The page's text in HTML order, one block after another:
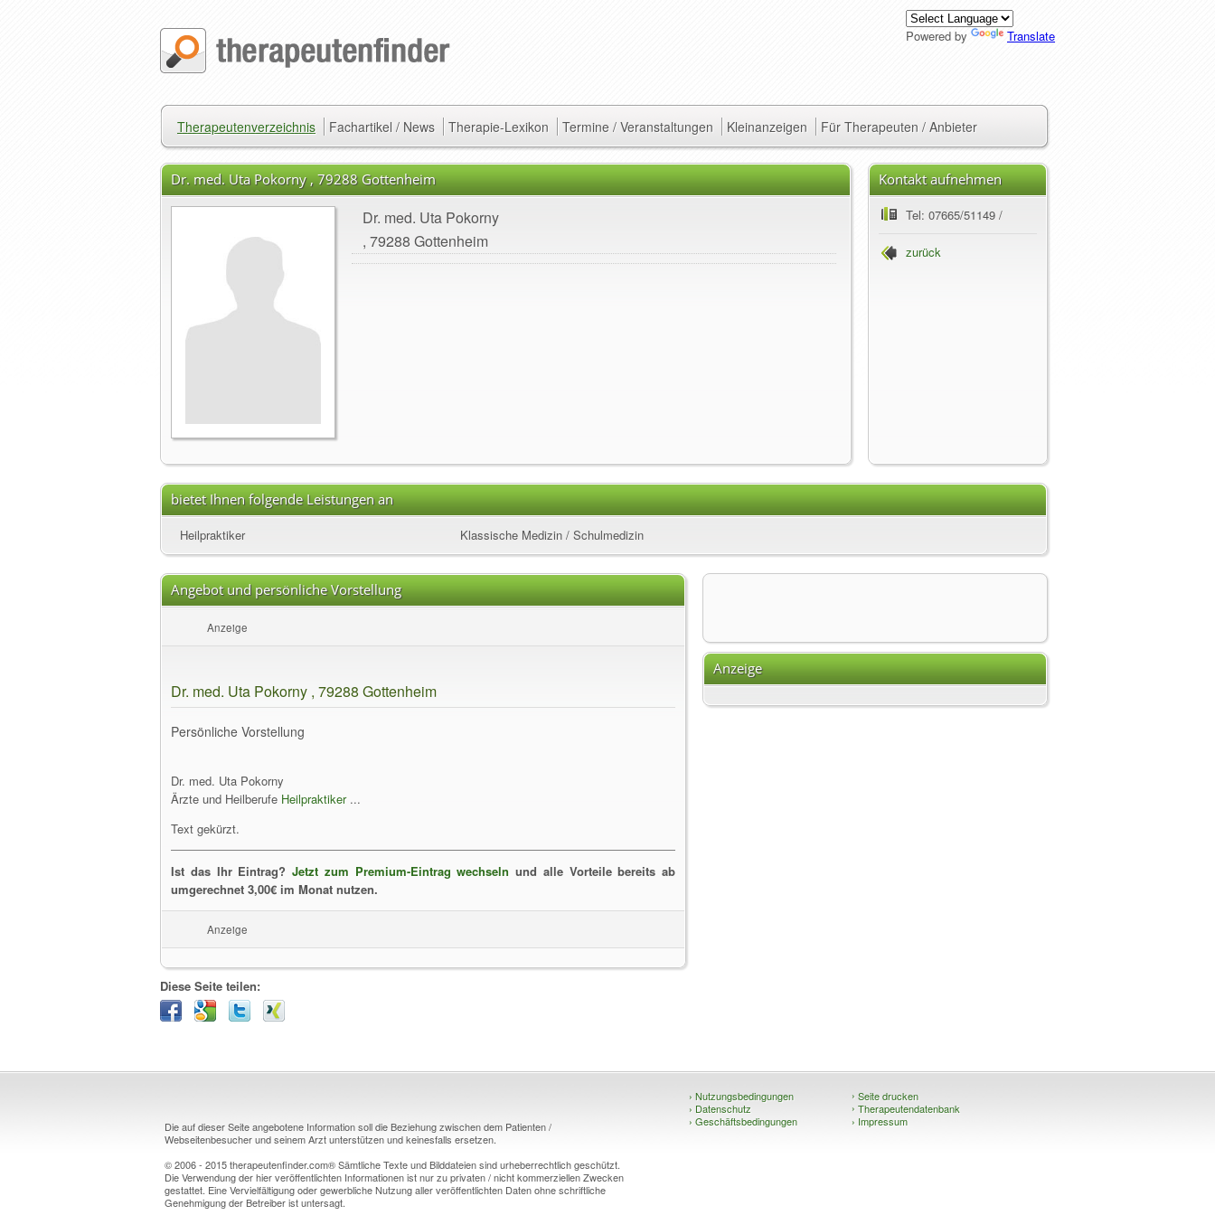
Powered by Translate
Therapeutenverzeichnis Fachartikel / News Therapie-Lexikon Termine / Veranstaltungen Kleinanzeigen Für Therapeuten / Anbieter
Dr. med. Uta Pokorny , 79288 Gottenheim
Dr. med. Uta Pokorny
, 79288 Gottenheim
Kontakt aufnehmen
Tel: 07665/51149 /
zurück
bietet Ihnen folgende Leistungen an
Heilpraktiker Klassische Medizin / Schulmedizin
Angebot und persönliche Vorstellung
Anzeige
Dr. med. Uta Pokorny , 79288 Gottenheim
Persönliche Vorstellung
Dr. med. Uta Pokorny
Ärzte und Heilberufe Heilpraktiker...
Text gekürzt.
Ist das Ihr Eintrag? Jetzt zum Premium-Eintrag wechseln und alle Vorteile bereits ab
umgerechnet 3,00€ im Monat nutzen.
Anzeige
Diese Seite teilen:
Anzeige
Die auf dieser Seite angebotene Information soll die Beziehung zwischen dem Patienten /
Webseitenbesucher und seinem Arzt unterstützen und keinesfalls ersetzen.
© 2006 - 2015 therapeutenfinder.com® Sämtliche Texte und Bilddateien sind urheberrechtlich geschützt.
Die Verwendung der hier veröffentlichten Informationen ist nur zu privaten / nicht kommerziellen Zwecken
gestattet. Eine Vervielfältigung oder gewerbliche Nutzung aller veröffentlichten Daten ohne schriftliche
Genehmigung der Betreiber ist untersagt.
› Nutzungsbedingungen
› Datenschutz
› Geschäftsbedingungen
› Seite drucken
› Therapeutendatenbank
› Impressum